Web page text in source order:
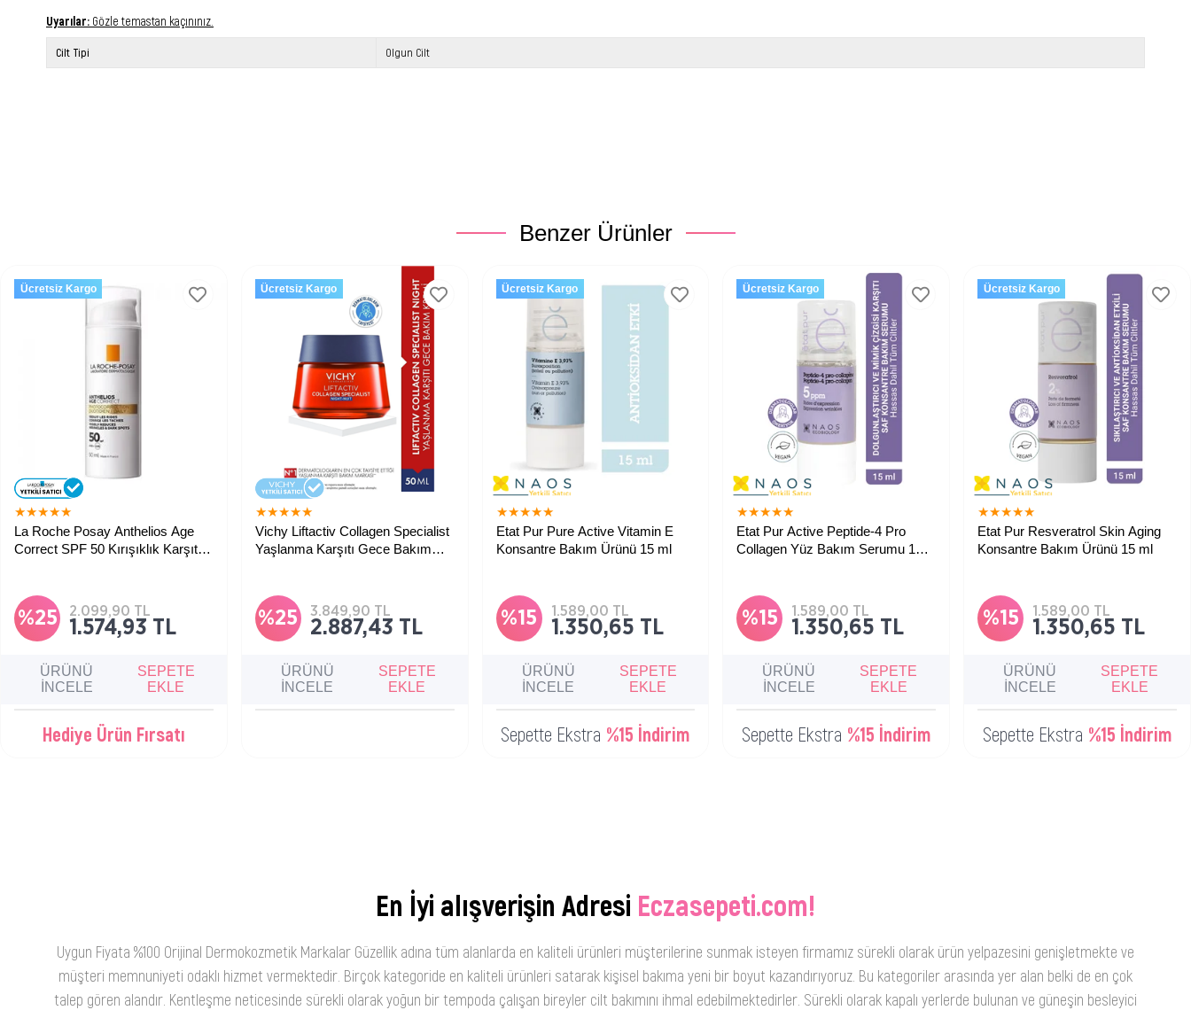
Uyarılar: Gözle temastan kaçınınız.
Cilt Tipi Olgun Cilt
Benzer Ürünler
★★★★★
La Roche Posay Anthelios Age
Correct SPF 50 Kırışıklık Karşıtı
%25 1.574,93 TL
2.099,90 TL
Hediye Ürün Fırsatı
Ücretsiz Kargo
ÜRÜNÜ
İNCELE
SEPETE
EKLE
★★★★★
Vichy Liftactiv Collagen Specialist
Yaşlanma Karşıtı Gece Bakım
%25 2.887,43 TL
3.849,90 TL
Ücretsiz Kargo
ÜRÜNÜ
İNCELE
SEPETE
EKLE
★★★★★
Etat Pur Pure Active Vitamin E
Konsantre Bakım Ürünü 15 ml
%15 1.350,65 TL
1.589,00 TL
Sepette Ekstra %15 İndirim
Ücretsiz Kargo
ÜRÜNÜ
İNCELE
SEPETE
EKLE
★★★★★
Etat Pur Active Peptide-4 Pro
Collagen Yüz Bakım Serumu 15
%15 1.350,65 TL
1.589,00 TL
Sepette Ekstra %15 İndirim
Ücretsiz Kargo
ÜRÜNÜ
İNCELE
SEPETE
EKLE
★★★★★
Etat Pur Resveratrol Skin Aging
Konsantre Bakım Ürünü 15 ml
%15 1.350,65 TL
1.589,00 TL
Sepette Ekstra %15 İndirim
Ücretsiz Kargo
ÜRÜNÜ
İNCELE
SEPETE
EKLE
En İyi alışverişin Adresi Eczasepeti.com!
Uygun Fiyata %100 Orijinal Dermokozmetik Markalar Güzellik adına tüm alanlarda en kaliteli ürünleri müşterilerine sunmak isteyen firmamız sürekli olarak ürün yelpazesini genişletmekte ve
müşteri memnuniyeti odaklı hizmet vermektedir. Birçok kategoride en kaliteli ürünleri satarak kişisel bakıma yeni bir boyut kazandırıyoruz. Bu kategoriler arasında yer alan belki de en çok
talep gören alandır. Kentleşme neticesinde sürekli olarak yoğun bir tempoda çalışan bireyler cilt bakımını ihmal edebilmektedirler. Sürekli olarak kapalı yerlerde bulunan ve güneşin besleyici